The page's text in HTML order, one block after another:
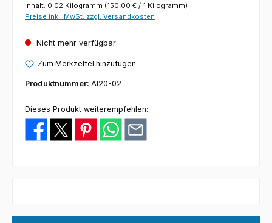
Inhalt: 0.02 Kilogramm (150,00 € / 1 Kilogramm)
Preise inkl. MwSt. zzgl. Versandkosten
Nicht mehr verfügbar
Zum Merkzettel hinzufügen
Produktnummer: AI20-02
Dieses Produkt weiterempfehlen: